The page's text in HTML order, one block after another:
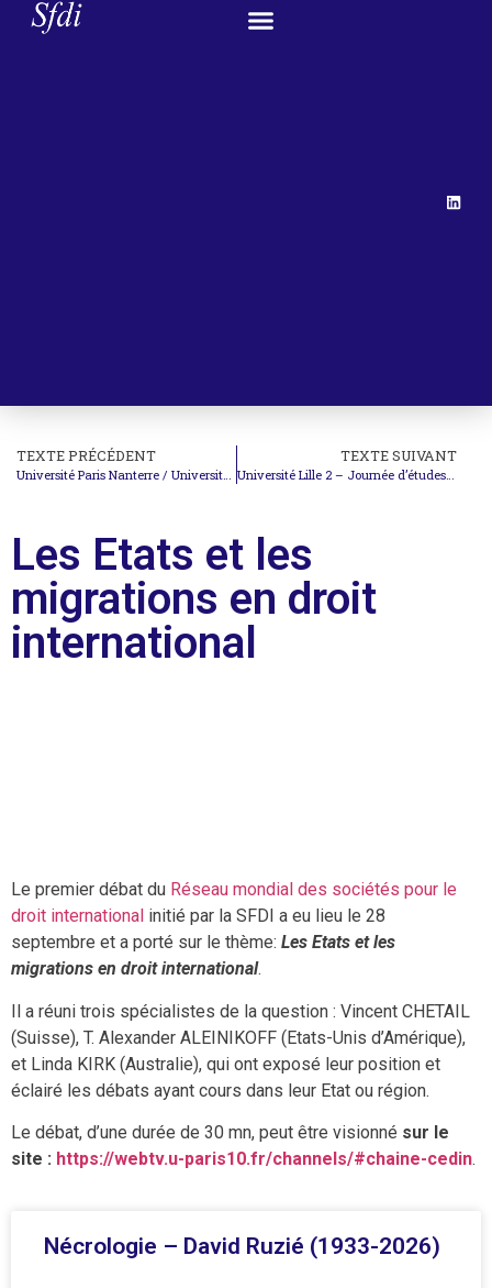
TEXTE PRÉCÉDENT TEXTE SUIVANT
Les Etats et les
migrations en droit
international
Le premier débat du Réseau mondial des sociétés pour le
droit international initié par la SFDI a eu lieu le 28
septembre et a porté sur le thème: Les Etats et les
migrations en droit international.
Il a réuni trois spécialistes de la question : Vincent CHETAIL
(Suisse), T. Alexander ALEINIKOFF (Etats-Unis d’Amérique),
et Linda KIRK (Australie), qui ont exposé leur position et
éclairé les débats ayant cours dans leur Etat ou région.
Le débat, d’une durée de 30 mn, peut être visionné sur le
site : https://webtv.u-paris10.fr/channels/#chaine-cedin.
Nécrologie – David Ruzié (1933-2026)